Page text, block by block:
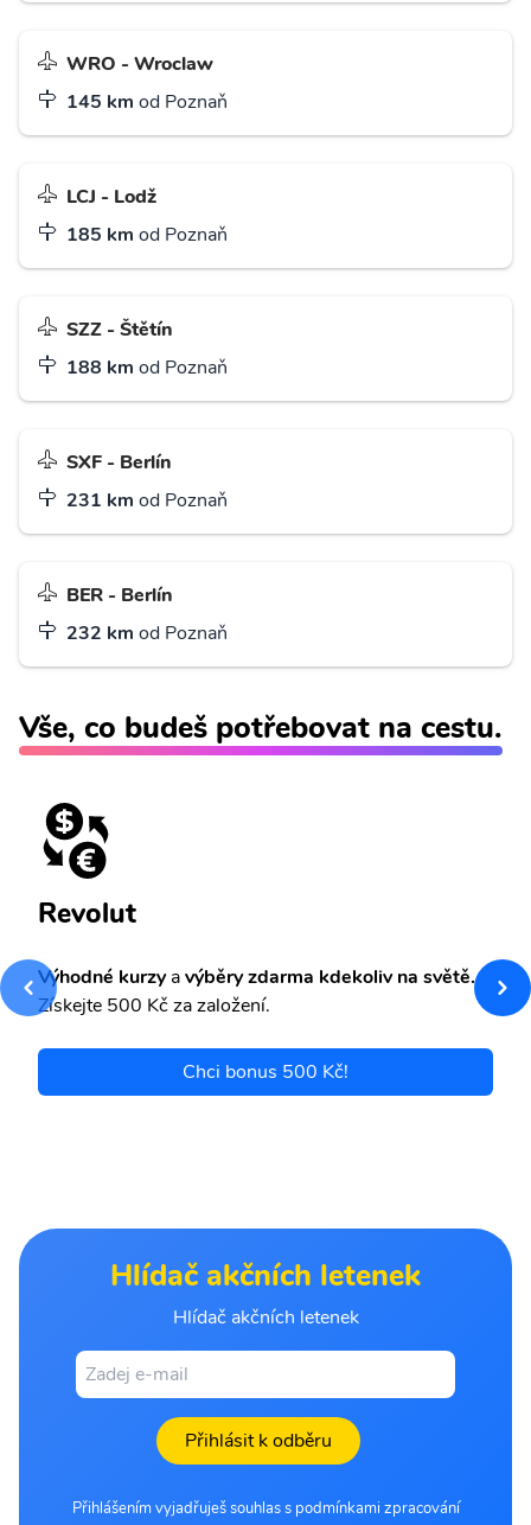
WRO - Wroclaw
145 km od Poznaň
LCJ - Lodž
185 km od Poznaň
SZZ - Štětín
188 km od Poznaň
SXF - Berlín
231 km od Poznaň
BER - Berlín
232 km od Poznaň
Vše, co budeš potřebovat na cestu.
Revolut
Výhodné kurzyavýběry zdarma kdekoliv na světě.
Získejte 500 Kč za založení.
Chci bonus 500 Kč!
Hlídač akčních letenek
Hlídač akčních letenek
Přihlásit k odběru
Přihlášením vyjadřuješ souhlas s podmínkami zpracování